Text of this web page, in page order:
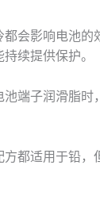
会影响电池的
续提供保护。
端子润滑脂时
都适用于铅，